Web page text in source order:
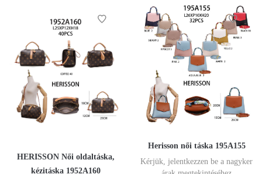
HERISSON Női oldaltáska,
kézitáska 1952A160
Herisson női táska 195A155
Kérjük, jelentkezzen be a nagyker